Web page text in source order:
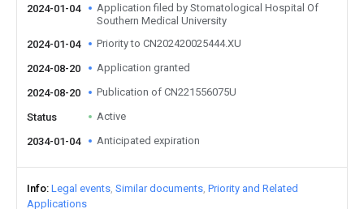
2024-01-04
Application filed by Stomatological Hospital Of
Southern Medical University
2024-01-04
Priority to CN202420025444.XU
2024-08-20 Application granted
2024-08-20 Publication of CN221556075U
Status Active
2034-01-04 Anticipated expiration
Info Legal events Similar documents Priority and Related
Applications